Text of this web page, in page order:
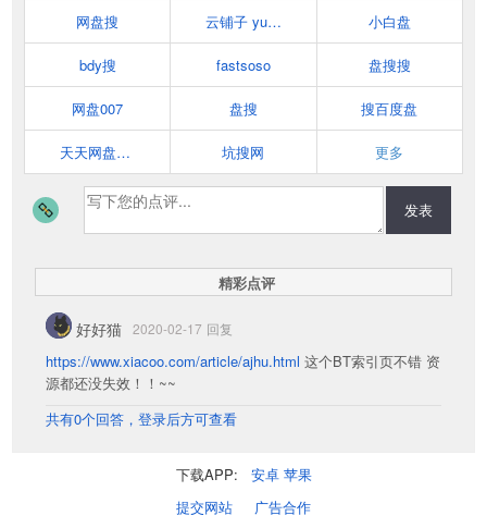
网盘搜 云铺子 yunpuzi.net 小白盘
bdy搜 fastsoso 盘搜搜
网盘007 盘搜 搜百度盘
天天网盘搜索 坑搜网 更多
发表
精彩点评
好好猫 2020-02-17 回复
https://www.xiacoo.com/article/ajhu.html 这个BT索引页不错 资
源都还没失效！！~~
共有0个回答，登录后方可查看
下载APP: 安卓 苹果
提交网站
广告合作